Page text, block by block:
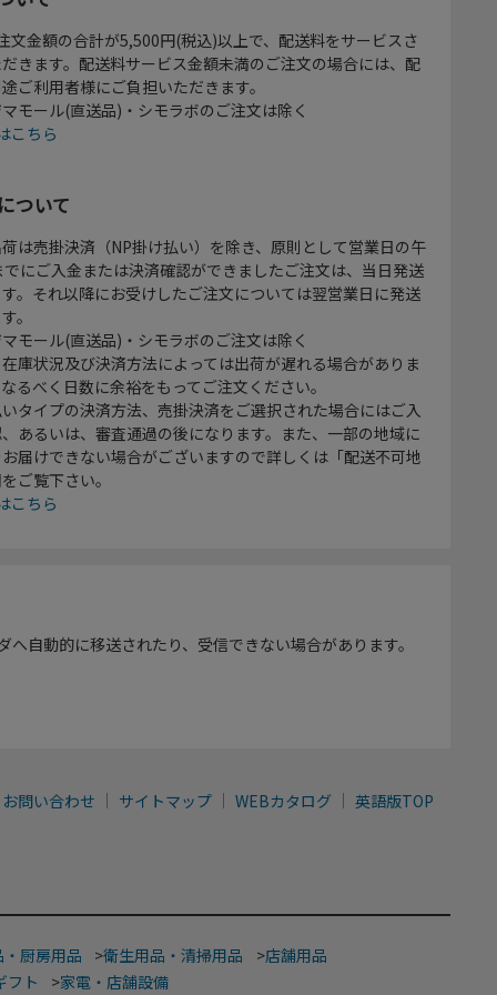
文金額の合計が5,500円(税込)以上で、配送料をサービスさ
きます。配送料サービス金額未満のご注文の場合には、配
ご利用者様にご負担いただきます。
モール(直送品)・シモラボのご注文は除く
こちら
ついて
は売掛決済（NP掛け払い）を除き、原則として営業日の午
にご入金または決済確認ができましたご注文は、当日発送
。それ以降にお受けしたご注文については翌営業日に発送
。
モール(直送品)・シモラボのご注文は除く
庫状況及び決済方法によっては出荷が遅れる場合がありま
るべく日数に余裕をもってご注文ください。
タイプの決済方法、売掛決済をご選択された場合にはご入
あるいは、審査通過の後になります。また、一部の地域に
届けできない場合がございますので詳しくは「配送不可地
ご覧下さい。
こちら
自動的に移送されたり、受信できない場合があります。
お問い合わせ サイトマップ WEBカタログ 英語版TOP
厨房用品 >衛生用品・清掃用品 >店舗用品
フト
>家電・店舗設備